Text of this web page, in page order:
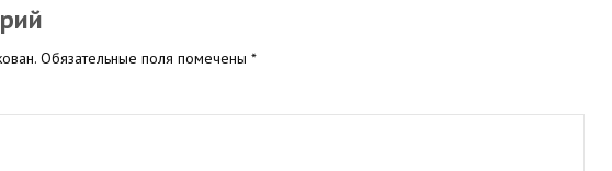
Обязательные поля помечены *